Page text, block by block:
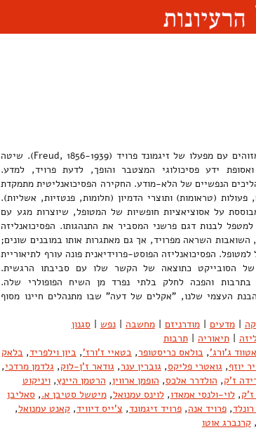
שיטה קלינית ומדע פרשני של התרבות המזוהים עם מפעלו של זיגמונד פרויד (Freud, 1856-1939). שיטה
ואסופת ידע פסיכולוגי המצטבר והופך, לדעת פרויד, למדע.
הנפשיים של הלא-מודע. החקירה הפסיכואנליטית מתמקדת
(טראומות) ותוצרי הדמיון (חלומות, פנטזיות, אשליות).
על אסוציאציות חופשיות של המטופל, שיוצרות מגע עם
לבנות דגם פרשני המסביר את התנהגותו. הפסיכואנליזה
השואבות השראה מפרויד, אך גם מאתגרות אותו במובנים שונים;
הפסיכואנליזה הפוסט-פרוידיאנית פונה עורף לתיאוריית
של הסובייקט כתוצאה של הקשר שלו עם סביבתו הרגשית.
והפכה לחלק בלתי נפרד מן השיח הפופולרי שלה.
העצמי שלנו, "אקלים של דעה" שבו מתנהלים חיינו מסוף
| מדעים | מודרניזם | מחשבה | נפש | סגנון
| תיאוריה | תרבות
אטווד ג'ורג',בולאס כריסטופר,בטאיי ז'ורז',ביון וילפריד,בלאק
יוזף, גואטרי פליקס, גוברין ענר, גודאר ז'ן-לוק, גלדמן מרדכי,
ז'ק, הולדרר אלכס, הופמן ארווין, הרטמן היינץ,ויניקוט
ז'ק,לוי-ולנסי אמאדו,לוינס עמנואל,מיטשל סטיבן א.,סאליבן
,פרויד אנה,פרויד זיגמונד, צ'ייס דיוויד,קאנט עמנואל,
,קרנברג אוטו